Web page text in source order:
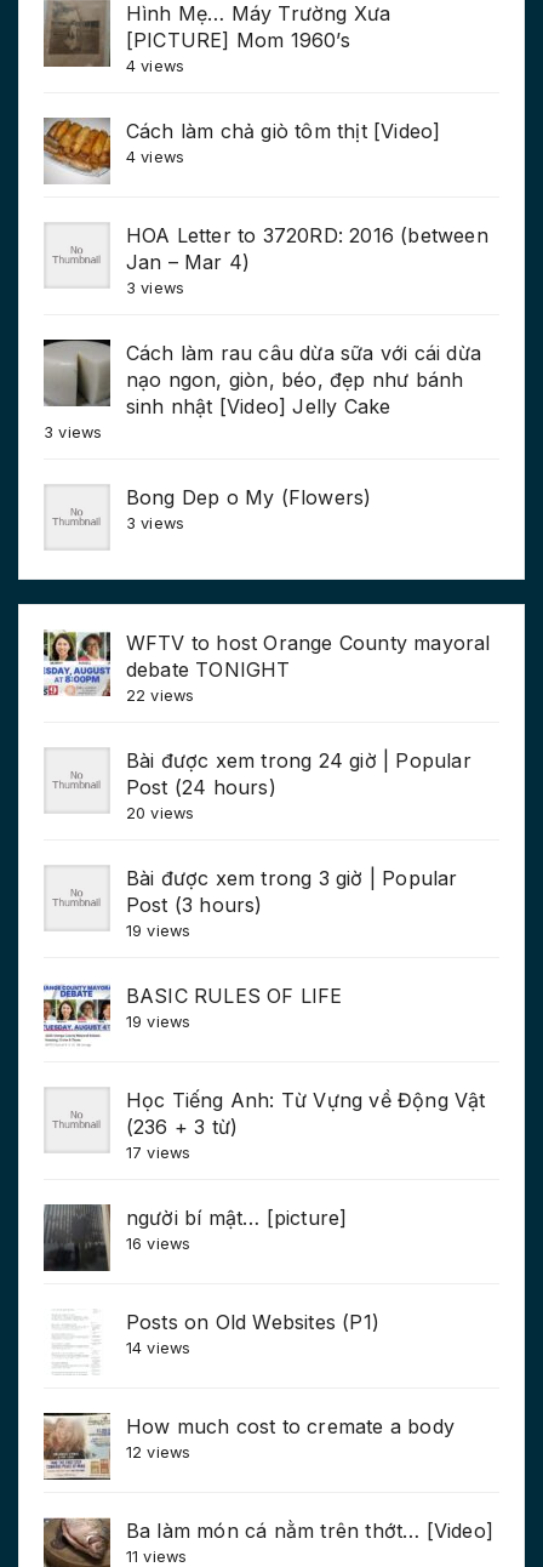
Hình Mẹ… Máy Trường Xưa
[PICTURE] Mom 1960’s
4 views
Cách làm chả giò tôm thịt [Video]
4 views
HOA Letter to 3720RD: 2016 (between
Jan – Mar 4)
3 views
Cách làm rau câu dừa sữa với cái dừa
nạo ngon, giòn, béo, đẹp như bánh
sinh nhật [Video] Jelly Cake
3 views
Bong Dep o My (Flowers)
3 views
WFTV to host Orange County mayoral
debate TONIGHT
22 views
Bài được xem trong 24 giờ | Popular
Post (24 hours)
20 views
Bài được xem trong 3 giờ | Popular
Post (3 hours)
19 views
BASIC RULES OF LIFE
19 views
Học Tiếng Anh: Từ Vựng về Động Vật
(236 + 3 từ)
17 views
người bí mật… [picture]
16 views
Posts on Old Websites (P1)
14 views
How much cost to cremate a body
12 views
Ba làm món cá nằm trên thớt… [Video]
11 views